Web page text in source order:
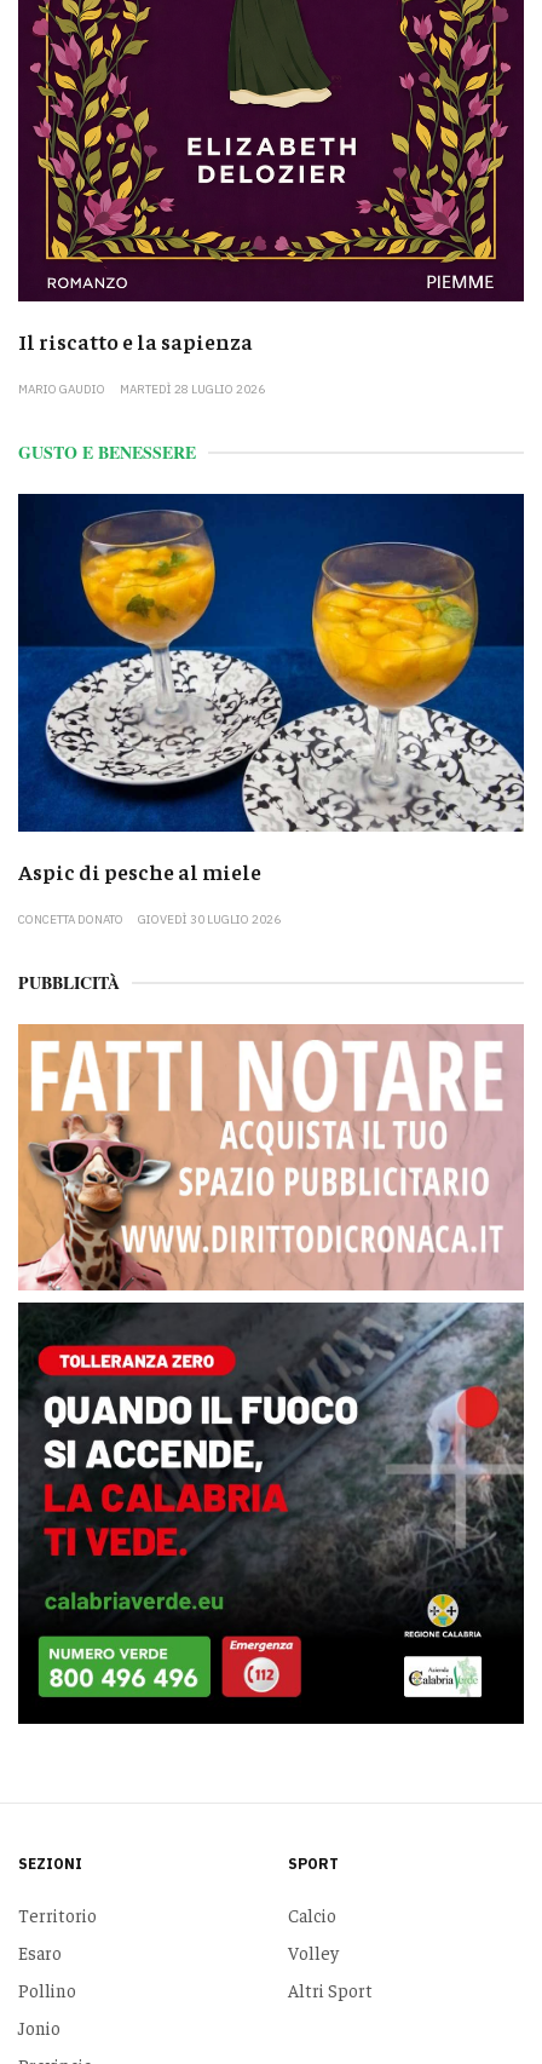
Il riscatto e la sapienza
MARIO GAUDIO MARTEDÌ 28 LUGLIO 2026
GUSTO E BENESSERE
Aspic di pesche al miele
CONCETTA DONATO GIOVEDÌ 30 LUGLIO 2026
PUBBLICITÀ
SEZIONI
Territorio
Esaro
Pollino
Jonio
SPORT
Calcio
Volley
Altri Sport